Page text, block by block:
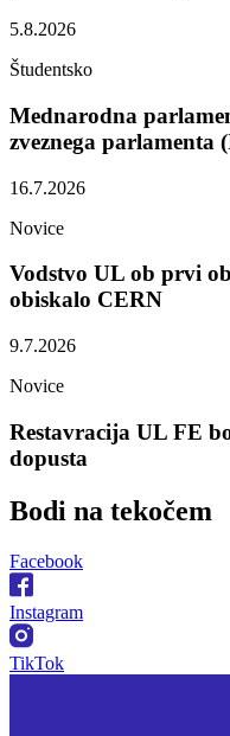
5.8.2026
Študentsko
Mednarodna
zveznega parlamenta
16.7.2026
Novice
Vodstvo UL ob prvi
obiskalo CERN
9.7.2026
Novice
Restavracija UL FE
dopusta
Bodi na tekočem
Facebook
Instagram
TikTok